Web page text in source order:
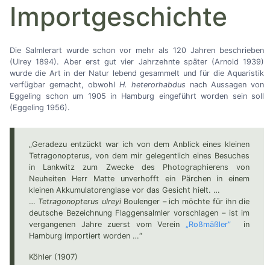
Importgeschichte
Die Salmlerart wurde schon vor mehr als 120 Jahren beschrieben
(Ulrey 1894). Aber erst gut vier Jahrzehnte später (Arnold 1939)
wurde die Art in der Natur lebend gesammelt und für die Aquaristik
verfügbar gemacht, obwohl H. heterorhabdus nach Aussagen von
Eggeling schon um 1905 in Hamburg eingeführt worden sein soll
(Eggeling 1956).
„Geradezu entzückt war ich von dem Anblick eines kleinen
Tetragonopterus, von dem mir gelegentlich eines Besuches
in Lankwitz zum Zwecke des Photographierens von
Neuheiten Herr Matte unverhofft ein Pärchen in einem
kleinen Akkumulatorenglase vor das Gesicht hielt. …
… Tetragonopterus ulreyiBoulenger –ich möchte für ihn die
deutsche Bezeichnung Flaggensalmler vorschlagen –ist im
vergangenen Jahre zuerst vom Verein „Roßmäßler”
in
Hamburg importiert worden …“
Köhler (1907)